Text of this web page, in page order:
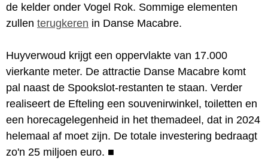
de kelder onder Vogel Rok. Sommige elementen
zullen terugkeren in Danse Macabre.
Huyverwoud krijgt een oppervlakte van 17.000
vierkante meter. De attractie Danse Macabre komt
pal naast de Spookslot-restanten te staan. Verder
realiseert de Efteling een souvenirwinkel, toiletten en
een horecagelegenheid in het themadeel, dat in 2024
helemaal af moet zijn. De totale investering bedraagt
zo'n 25 miljoen euro. ■